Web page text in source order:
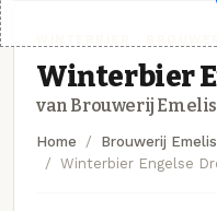
Winterbier
van Brouwerij
Home
Brouwerij
Winterbier Engelse